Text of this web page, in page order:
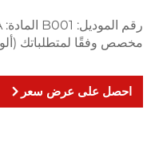
مخصص وفقًا لمتطلباتك
احصل على عرض سعر